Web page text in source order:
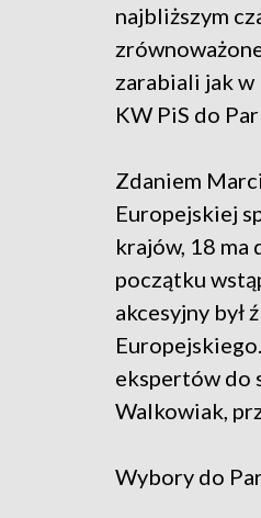
najbliższym
zarabiali jak
KW PiS do
Zdaniem
Europejskiej
krajów, 18 ma
początku
akcesyjny był
ekspertów do
Walkowiak,
Wybory do